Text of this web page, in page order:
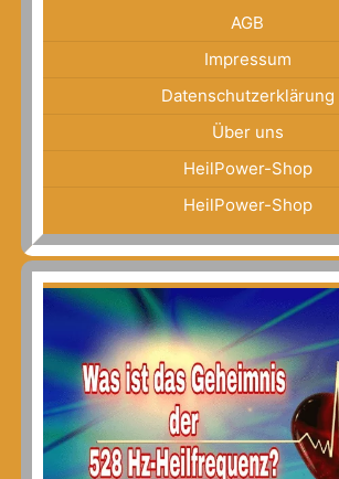
AGB
Impressum
Datenschutzerklärung
Über uns
HeilPower-Shop
HeilPower-Shop